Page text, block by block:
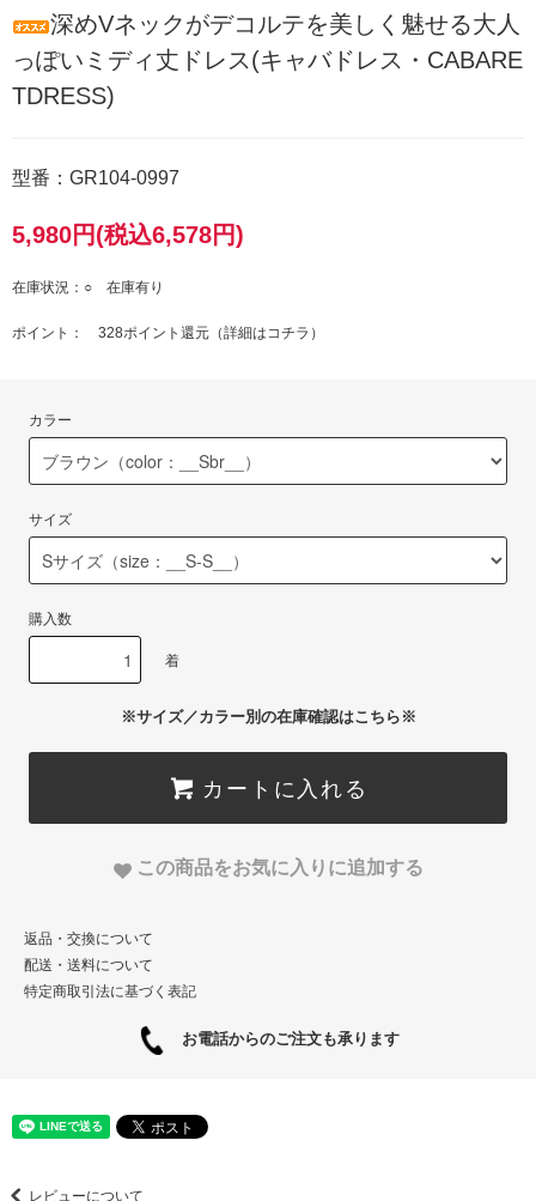
深めVネックがデコルテを美しく魅せる大人
っぽいミディ丈ドレス(キャバドレス・CABARE
TDRESS)
型番：GR104-0997
5,980円(税込6,578円)
在庫状況：○ 在庫有り
ポイント： 328ポイント還元（詳細はコチラ ）
カラー
サイズ
購入数
着
※サイズ／カラー別の在庫確認はこちら※
カートに入れる
この商品をお気に入りに追加する
返品・交換について
配送・送料について
特定商取引法に基づく表記
お電話からのご注文も承ります
レビューについて